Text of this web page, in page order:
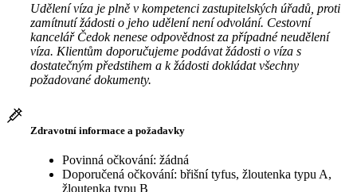
Udělení víza je plně v kompetenci zastupitelských úřadů, proti
zamítnutí žádosti o jeho udělení není odvolání. Cestovní
kancelář Čedok nenese odpovědnost za případné neudělení
víza. Klientům doporučujeme podávat žádosti o víza s
dostatečným předstihem a k žádosti dokládat všechny
požadované dokumenty.
Zdravotní informace a požadavky
Povinná očkování: žádná
Doporučená očkování: břišní tyfus, žloutenka typu A,
žloutenka typu B